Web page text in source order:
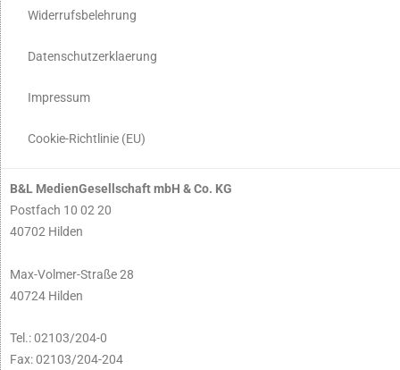
Widerrufsbelehrung
Datenschutzerklaerung
Impressum
Cookie-Richtlinie (EU)
B&L MedienGesellschaft mbH & Co. KG
Postfach 10 02 20
40702 Hilden
Max-Volmer-Straße 28
40724 Hilden
Tel.: 02103/204-0
Fax: 02103/204-204